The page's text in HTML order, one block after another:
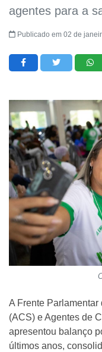
agentes para a
Publicado em 02 de
A Frente
(ACS) e Agentes de
apresentou balanço
últimos anos,